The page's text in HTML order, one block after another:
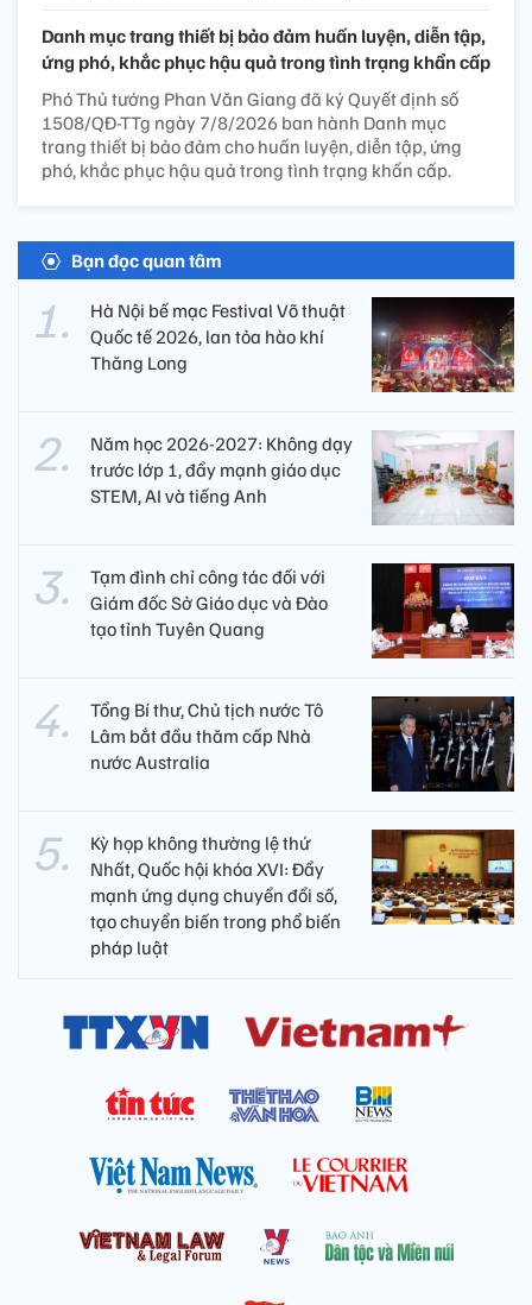
Danh mục trang thiết bị bảo đảm huấn luyện, diễn tập,
ứng phó, khắc phục hậu quả trong tình trạng khẩn cấp
Phó Thủ tướng Phan Văn Giang đã ký Quyết định số
1508/QĐ-TTg ngày 7/8/2026 ban hành Danh mục
trang thiết bị bảo đảm cho huấn luyện, diễn tập, ứng
phó, khắc phục hậu quả trong tình trạng khẩn cấp.
Bạn đọc quan tâm
Hà Nội bế mạc Festival Võ thuật
Quốc tế 2026, lan tỏa hào khí
Thăng Long
Năm học 2026-2027: Không dạy
trước lớp 1, đẩy mạnh giáo dục
STEM, AI và tiếng Anh
Tạm đình chỉ công tác đối với
Giám đốc Sở Giáo dục và Đào
tạo tỉnh Tuyên Quang
Tổng Bí thư, Chủ tịch nước Tô
Lâm bắt đầu thăm cấp Nhà
nước Australia
Kỳ họp không thường lệ thứ
Nhất, Quốc hội khóa XVI: Đẩy
mạnh ứng dụng chuyển đổi số,
tạo chuyển biến trong phổ biến
pháp luật